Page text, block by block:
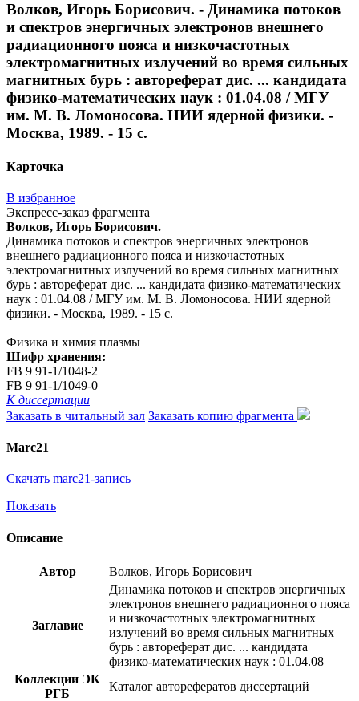
Волков, Игорь Борисович. - Динамика потоков
и спектров энергичных электронов внешнего
радиационного пояса и низкочастотных
электромагнитных излучений во время сильных
магнитных бурь : автореферат дис. ... кандидата
физико-математических наук : 01.04.08 / МГУ
им. М. В. Ломоносова. НИИ ядерной физики. -
Москва, 1989. - 15 с.
Карточка
В избранное
Экспресс-заказ фрагмента
Волков, Игорь Борисович.
Динамика потоков и спектров энергичных электронов
внешнего радиационного пояса и низкочастотных
электромагнитных излучений во время сильных магнитных
бурь : автореферат дис. ... кандидата физико-математических
наук : 01.04.08 / МГУ им. М. В. Ломоносова. НИИ ядерной
физики. - Москва, 1989. - 15 с.
Физика и химия плазмы
Шифр хранения:
FB 9 91-1/1048-2
FB 9 91-1/1049-0
К диссертации
Заказать в читальный зал Заказать копию фрагмента
Marc21
Скачать marc21-запись
Показать
Описание
Автор Волков, Игорь Борисович
Заглавие
Динамика потоков и спектров энергичных
электронов внешнего радиационного пояса
и низкочастотных электромагнитных
излучений во время сильных магнитных
бурь : автореферат дис. ... кандидата
физико-математических наук : 01.04.08
Коллекции ЭК
РГБ
Каталог авторефератов диссертаций